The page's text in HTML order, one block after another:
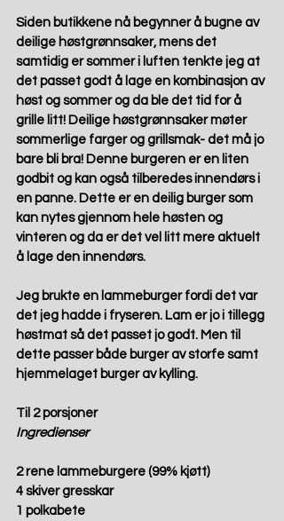
Siden butikkene nå begynner å bugne av
deilige høstgrønnsaker, mens det
samtidig er sommer i luften tenkte jeg at
det passet godt å lage en kombinasjon av
høst og sommer og da ble det tid for å
grille litt! Deilige høstgrønnsaker møter
sommerlige farger og grillsmak- det må jo
bare bli bra! Denne burgeren er en liten
godbit og kan også tilberedes innendørs i
en panne. Dette er en deilig burger som
kan nytes gjennom hele høsten og
vinteren og da er det vel litt mere aktuelt
å lage den innendørs.
Jeg brukte en lammeburger fordi det var
det jeg hadde i fryseren. Lam er jo i tillegg
høstmat så det passet jo godt. Men til
dette passer både burger av storfe samt
hjemmelaget burger av kylling.
Til 2 porsjoner
Ingredienser
2 rene lammeburgere (99% kjøtt)
4 skiver gresskar
1 polkabete